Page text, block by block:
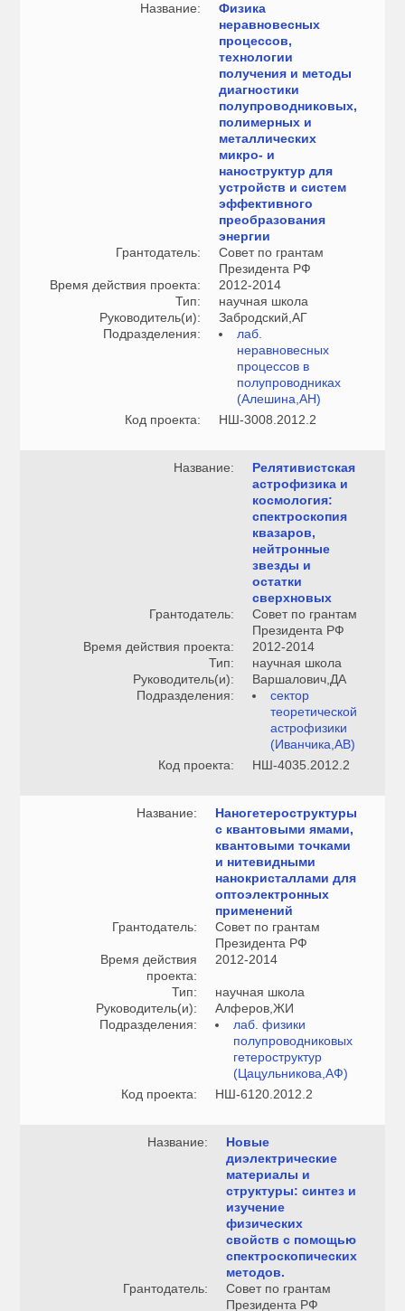
Название:
Физика
неравновесных
процессов,
технологии
получения и методы
диагностики
полупроводниковых,
полимерных и
металлических
микро- и
наноструктур для
устройств и систем
эффективного
преобразования
энергии
Грантодатель:
Совет по грантам
Президента РФ
Время действия проекта:
2012-2014
Тип:
научная школа
Руководитель(и):
Забродский,АГ
Подразделения:
лаб.
неравновесных
процессов в
полупроводниках
(Алешина,АН)
Код проекта:
НШ-3008.2012.2
Название:
Релятивистская
астрофизика и
космология:
спектроскопия
квазаров,
нейтронные
звезды и
остатки
сверхновых
Грантодатель:
Совет по грантам
Президента РФ
Время действия проекта:
2012-2014
Тип:
научная школа
Руководитель(и):
Варшалович,ДА
Подразделения:
сектор
теоретической
астрофизики
(Иванчика,АВ)
Код проекта:
НШ-4035.2012.2
Название:
Наногетероструктуры
с квантовыми ямами,
квантовыми точками
и нитевидными
нанокристаллами для
оптоэлектронных
применений
Грантодатель:
Совет по грантам
Президента РФ
Время действия
проекта:
2012-2014
Тип:
научная школа
Руководитель(и):
Алферов,ЖИ
Подразделения:
лаб. физики
полупроводниковых
гетероструктур
(Цацульникова,АФ)
Код проекта:
НШ-6120.2012.2
Название:
Новые
диэлектрические
материалы и
структуры: синтез и
изучение
физических
свойств с помощью
спектроскопических
методов.
Грантодатель:
Совет по грантам
Президента РФ